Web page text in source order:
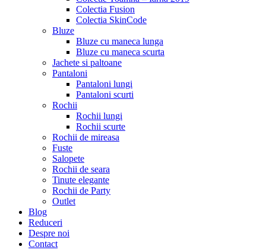
Colectia Fusion
Colectia SkinCode
Bluze
Bluze cu maneca lunga
Bluze cu maneca scurta
Jachete si paltoane
Pantaloni
Pantaloni lungi
Pantaloni scurti
Rochii
Rochii lungi
Rochii scurte
Rochii de mireasa
Fuste
Salopete
Rochii de seara
Tinute elegante
Rochii de Party
Outlet
Blog
Reduceri
Despre noi
Contact